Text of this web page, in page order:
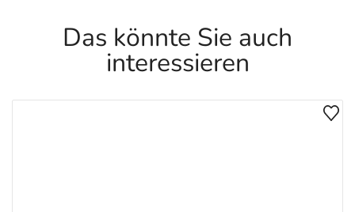
Das könnte Sie auch
interessieren